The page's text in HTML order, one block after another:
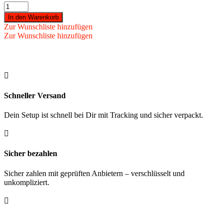
Winmau
-
Darthalter
Dart
Dock
In den Warenkorb
Zur Wunschliste hinzufügen
Zur Wunschliste hinzufügen

Schneller Versand
Dein Setup ist schnell bei Dir mit Tracking und sicher verpackt.

Sicher bezahlen
Sicher zahlen mit geprüften Anbietern – verschlüsselt und
unkompliziert.
